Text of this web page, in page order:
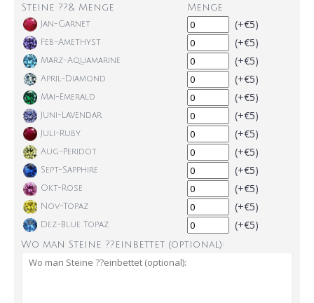
Steine ??& Menge Menge
Jan-Garnet (+€5)
Feb-Amethyst (+€5)
März-Aquamarine (+€5)
April-Diamond (+€5)
Mai-Emerald (+€5)
Juni-Lavendar (+€5)
Juli-Ruby (+€5)
Aug-Peridot (+€5)
Sept-Sapphire (+€5)
Okt-Rose (+€5)
Nov-Topaz (+€5)
Dez-Blue Topaz (+€5)
Wo man Steine ??einbettet (optional):